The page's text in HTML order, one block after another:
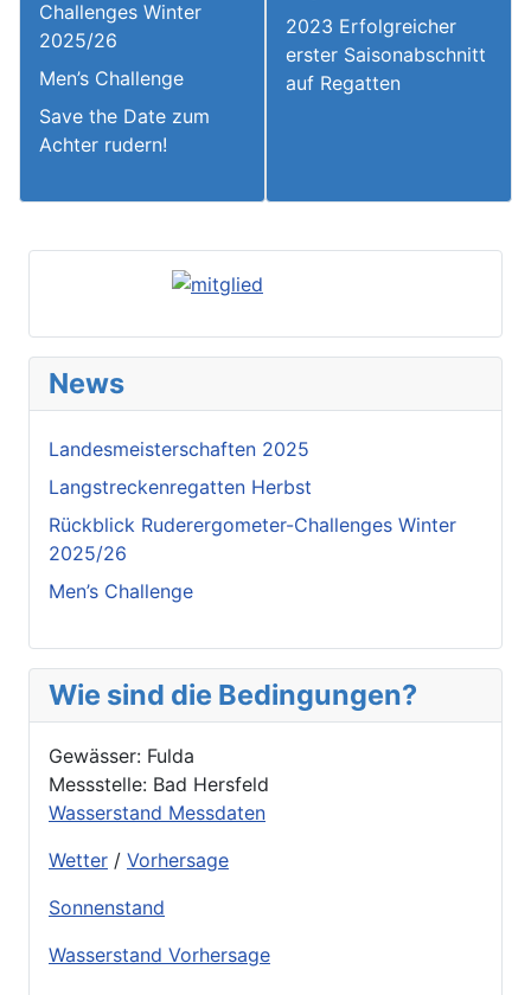
News
Landesmeisterschaften 2025
Langstreckenregatten Herbst
Rückblick Ruderergometer-Challenges Winter
2025/26
Men’s Challenge
Wie sind die Bedingungen?
Gewässer: Fulda
Messstelle: Bad Hersfeld
Wasserstand Messdaten
Wetter / Vorhersage
Sonnenstand
Wasserstand Vorhersage
Challenges Winter
2025/26
Men’s Challenge
Save the Date zum
Achter rudern!
2023 Erfolgreicher
erster Saisonabschnitt
auf Regatten